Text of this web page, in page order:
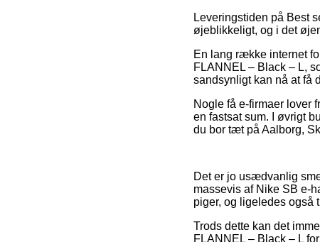
Leveringstiden på Best
øjeblikkeligt, og i det
En lang række internet
FLANNEL – Black – L,
sandsynligt kan nå at få
Nogle få e-firmaer lover
en fastsat sum. I øvrigt
du bor tæt på Aalborg,
Det er jo usædvanlig
massevis af Nike SB e-
piger, og ligeledes også
Trods dette kan det
FLANNEL – Black – L